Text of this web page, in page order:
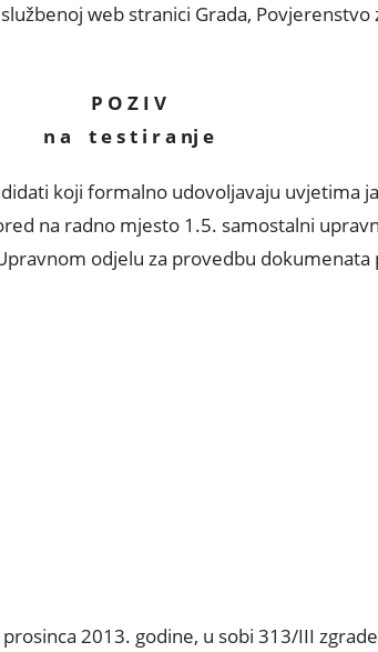
web stranici Grada, Povjerenstvo
P O Z I V
n a t e s t i r a nj e
koji formalno udovoljavaju uvjetima
na radno mjesto 1.5. samostalni
odjelu za provedbu
2013. godine, u sobi 313/III